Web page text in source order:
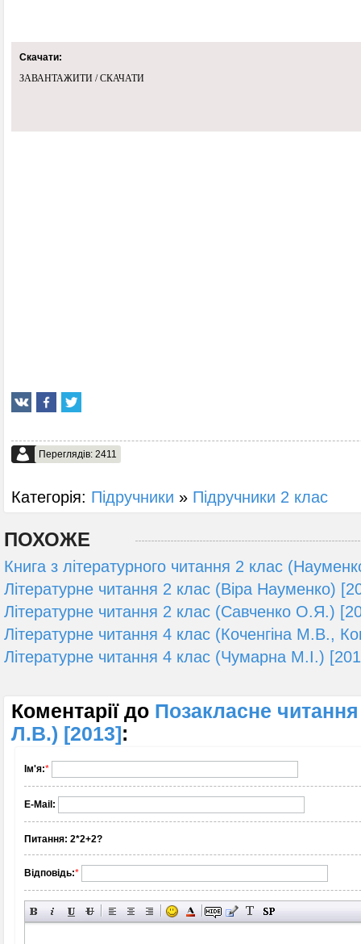
Скачати:
ЗАВАНТАЖИТИ / СКАЧАТИ
Переглядів: 2411
Категорія: Підручники » Підручники 2 клас
ПОХОЖЕ
Книга з літературного читання 2 клас
Літературне читання 2 клас (Віра Науменко)
Літературне читання 2 клас (Савченко О.Я.)
Літературне читання 4 клас (Коченгіна М.В.,
Літературне читання 4 клас (Чумарна М.І.)
Коментарії до Позакласне
Л.В.) [2013] :
Ім'я:*
E-Mail:
Питання: 2*2+2?
Відповідь:*